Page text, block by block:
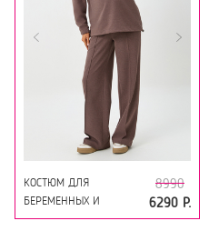
КОСТЮМ ДЛЯ
БЕРЕМЕННЫХ И
КОРМЯЩИХ 19194
8990
6290 Р.